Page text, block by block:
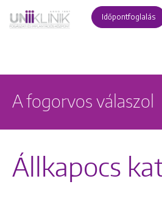
Időpontfoglalás
A fogorvos válaszol
Állkapocs